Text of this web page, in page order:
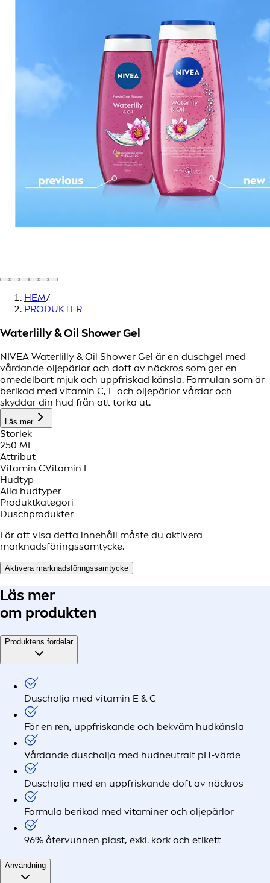
HEM/
PRODUKTER
Waterlilly & Oil Shower Gel
NIVEA Waterlilly & Oil Shower Gel är en duschgel med
vårdande oljepärlor och doft av näckros som ger en
omedelbart mjuk och uppfriskad känsla. Formulan som är
berikad med vitamin C, E och oljepärlor vårdar och
skyddar din hud från att torka ut.
Läs mer
Storlek
250 ML
Attribut
Vitamin CVitamin E
Hudtyp
Alla hudtyper
Produktkategori
Duschprodukter
För att visa detta innehåll måste du aktivera
marknadsföringssamtycke.
Aktivera marknadsföringssamtycke
Läs mer
om produkten
Produktens fördelar
Duscholja med vitamin E & C
För en ren, uppfriskande och bekväm hudkänsla
Vårdande duscholja med hudneutralt pH-värde
Duscholja med en uppfriskande doft av näckros
Formula berikad med vitaminer och oljepärlor
96% återvunnen plast, exkl. kork och etikett
Användning